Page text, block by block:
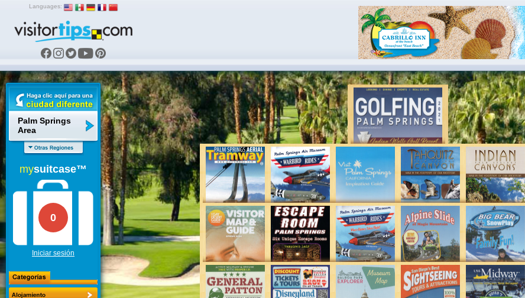
Languages:
Palm Springs
Area
mysuitcase™
0
Iniciar sesión